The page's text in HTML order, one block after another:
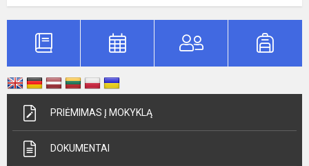
PRIĖMIMAS Į MOKYKLĄ
DOKUMENTAI